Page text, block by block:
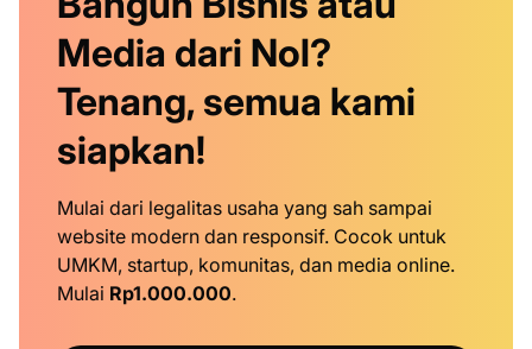
Media dari Nol?
Tenang, semua kami
siapkan!
Mulai dari legalitas usaha yang sah sampai
website modern dan responsif. Cocok untuk
UMKM, startup, komunitas, dan media online.
Mulai Rp1.000.000.